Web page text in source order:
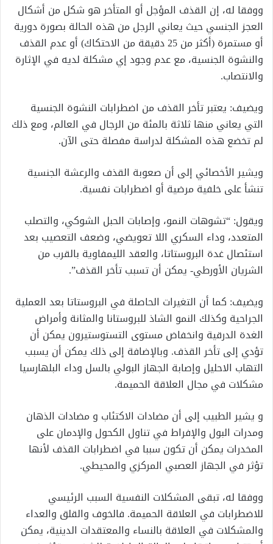
ووفقا له، إن القذف المؤجل أو المتأخر هو شكل من أشكال
العجز الجنسي حيث يعاني الرجل من هذه الحالة بصورة دورية
أو مستمرة (أكثر من 25 دقيقة من الاحتكاك) أو عدم القذف
والنشوة الجنسية، مع عدم وجود إي مشكلة لديه في الإثارة
والانتصاب.
ويضيف: يعتبر تأخر القذف من اضطرابات النشوة الجنسية
التي يعاني منها ثلاثة بالمئة من الرجال في العالم، ومع ذلك
لم تخضع هذه المشكلة لدراسة مفصلة حتى الآن.
ويشير الأخصائي إلى أن صعوبة القذف والرعشة الجنسية
تنشأ على خلفية مرضية أو اضطرابات نفسية.
ويقول: “تشوهات النمو، وإصابات الحبل الشوكي، والتصلب
المتعدد، وداء السكري اللا تعويضي، وضعف التعصيب بعد
استئصال غدة البروستاتا، والعقد الليمفاوية بالقرب من
الشريان الأورطي- يمكن أن تسبب تأخر القذف”.
ويضيف: كما أن التغيرات الحاصلة في البروستاتا بعد العملية
الجراحية وكذلك النمو الشاذ للبروستانا والمثانة وأمراض
الغدة الدرقية وانخفاض مستوى التستوستيرون يمكن أن
تؤدي إلى تأخر القذف. وبالإضافة إلى ذلك يمكن أن يسبب
التهاب الاحليل وإصابة الجهاز البولي بالسل وداء البلهارسيا
مشكلات في مجال العلاقة الحميمة.
و يشير الطبيب إلى أن مضادات الاكتئاب و مضادات الذهان
ومدرات البول والإفراط في تناول الكحول والإدمان على
المخدرات يمكن أن تكون سببا في اضطرابات القذف لأنها
تؤثر في الجهاز العصبي المركزي والمحيطي.
ووفقا له، تبقى المشكلات النفسية السبب الرئيسي
للاضطرابات في العلاقة الحميمة. فالخوف والقلق والعداء
والمشكلات في العلاقة بالنساء والمعتقدات الدينية، يمكن